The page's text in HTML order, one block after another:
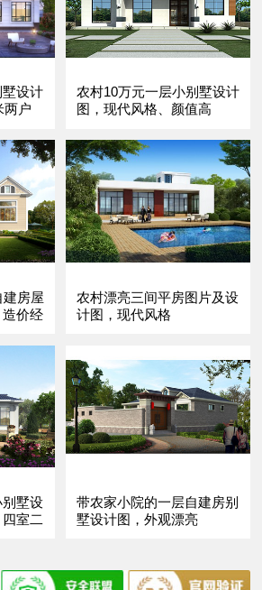
设计
两户
农村10万元一层小别墅设计
图，现代风格、颜值高
建房屋
价经
农村漂亮三间平房图片及设
计图，现代风格
墅设
室二
带农家小院的一层自建房别
墅设计图，外观漂亮